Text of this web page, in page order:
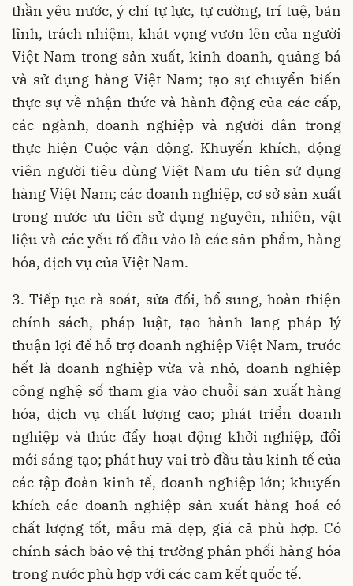
thần yêu nước, ý chí tự lực, tự cường, trí tuệ, bản
lĩnh, trách nhiệm, khát vọng vươn lên của người
Việt Nam trong sản xuất, kinh doanh, quảng bá
và sử dụng hàng Việt Nam; tạo sự chuyển biến
thực sự về nhận thức và hành động của các cấp,
các ngành, doanh nghiệp và người dân trong
thực hiện Cuộc vận động. Khuyến khích, động
viên người tiêu dùng Việt Nam ưu tiên sử dụng
hàng Việt Nam; các doanh nghiệp, cơ sở sản xuất
trong nước ưu tiên sử dụng nguyên, nhiên, vật
liệu và các yếu tố đầu vào là các sản phẩm, hàng
hóa, dịch vụ của Việt Nam.
3. Tiếp tục rà soát, sửa đổi, bổ sung, hoàn thiện
chính sách, pháp luật, tạo hành lang pháp lý
thuận lợi để hỗ trợ doanh nghiệp Việt Nam, trước
hết là doanh nghiệp vừa và nhỏ, doanh nghiệp
công nghệ số tham gia vào chuỗi sản xuất hàng
hóa, dịch vụ chất lượng cao; phát triển doanh
nghiệp và thúc đẩy hoạt động khởi nghiệp, đổi
mới sáng tạo; phát huy vai trò đầu tàu kinh tế của
các tập đoàn kinh tế, doanh nghiệp lớn; khuyến
khích các doanh nghiệp sản xuất hàng hoá có
chất lượng tốt, mẫu mã đẹp, giá cả phù hợp. Có
chính sách bảo vệ thị trường phân phối hàng hóa
trong nước phù hợp với các cam kết quốc tế.